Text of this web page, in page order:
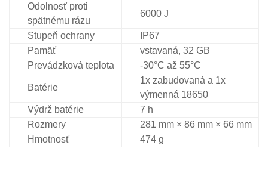
Odolnosť proti
spätnému rázu
6000 J
Stupeň ochrany
IP67
Pamäť
vstavaná, 32 GB
Prevádzková teplota
-30°C až 55°C
Batérie
1x zabudovaná a 1x
výmenná 18650
Výdrž batérie
7 h
Rozmery
281 mm × 86 mm × 66 mm
Hmotnosť
474 g